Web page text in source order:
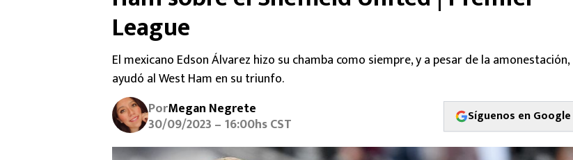
Chivas de Guadalajara
Liga MX Femenil
Barcelona
League
El mexicano Edson Álvarez hizo su chamba como siempre, y a pesar de la amonestación,
ayudó al West Ham en su triunfo.
PorMegan Negrete
30/09/2023 – 16:00hs CST Síguenos en Google